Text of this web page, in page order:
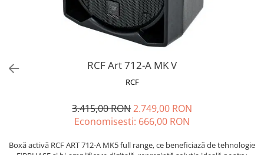
Microfoane de studio
Microfoane lavaliera si headset
Microfoane pt Camere Video
conferinta
RCF Art 712-A MK V
RCF
3.415,00 RON2.749,00 RON
Economisesti: 666,00 RON
Boxă activă RCF ART 712-A MK5 full range, ce beneficiază de tehnologie